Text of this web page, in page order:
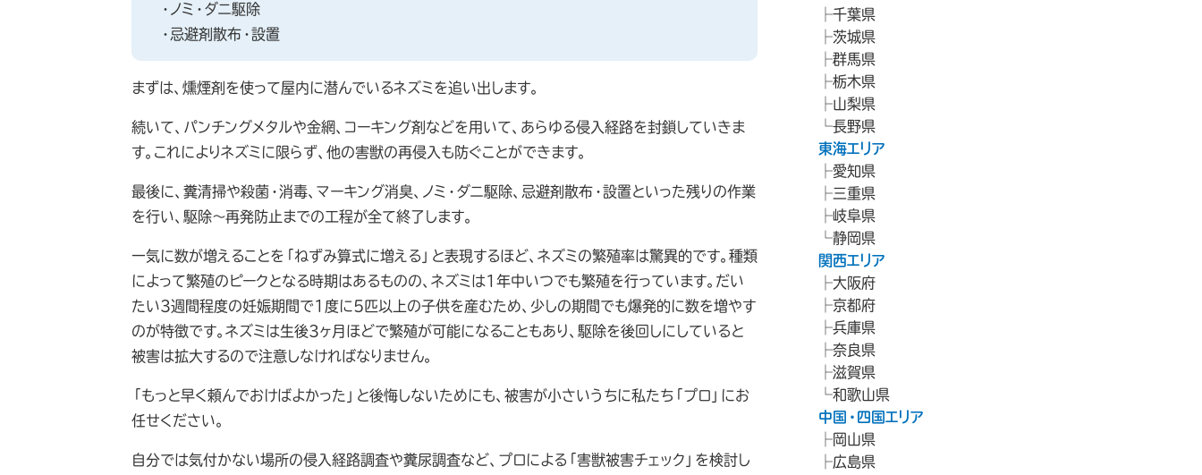
・ノミ・ダニ駆除
・忌避剤散布・設置
まずは、燻煙剤を使って屋内に潜んでいるネズミを追い出します。
続いて、パンチングメタルや金網、コーキング剤などを用いて、あらゆる侵入経路を封鎖していきま
す。これによりネズミに限らず、他の害獣の再侵入も防ぐことができます。
最後に、糞清掃や殺菌・消毒、マーキング消臭、ノミ・ダニ駆除、忌避剤散布・設置といった残りの作業
を行い、駆除～再発防止までの工程が全て終了します。
一気に数が増えることを「ねずみ算式に増える」と表現するほど、ネズミの繁殖率は驚異的です。種類
によって繁殖のピークとなる時期はあるものの、ネズミは1年中いつでも繁殖を行っています。だい
たい3週間程度の妊娠期間で1度に5匹以上の子供を産むため、少しの期間でも爆発的に数を増やす
のが特徴です。ネズミは生後3ヶ月ほどで繁殖が可能になることもあり、駆除を後回しにしていると
被害は拡大するので注意しなければなりません。
「もっと早く頼んでおけばよかった」と後悔しないためにも、被害が小さいうちに私たち「プロ」にお
任せください。
自分では気付かない場所の侵入経路調査や糞尿調査など、プロによる「害獣被害チェック」を検討し
千葉県
茨城県
群馬県
栃木県
山梨県
長野県
東海エリア
愛知県
三重県
岐阜県
静岡県
関西エリア
大阪府
京都府
兵庫県
奈良県
滋賀県
和歌山県
中国・四国エリア
岡山県
広島県